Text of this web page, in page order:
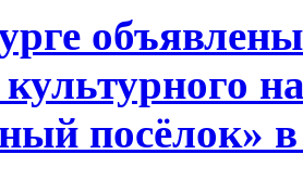
культурного
посёлок»